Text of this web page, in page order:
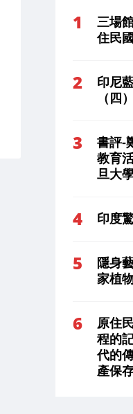
三場
住民
印尼
（四
書評-
教育
旦大
印度
隱身
家植
原住
程的
代的
產保